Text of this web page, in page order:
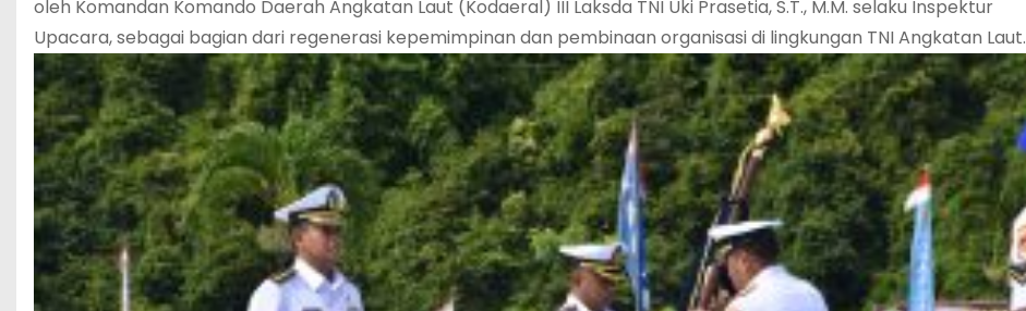
oleh Komandan Komando Daerah Angkatan Laut (Kodaeral) III Laksda TNI Uki Prasetia, S.T., M.M. selaku Inspektur
Upacara, sebagai bagian dari regenerasi kepemimpinan dan pembinaan organisasi di lingkungan TNI Angkatan Laut.